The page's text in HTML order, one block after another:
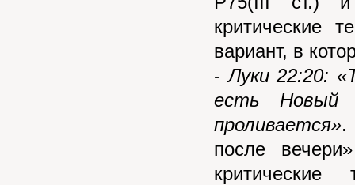
критические
вариант, в
-Луки 22:20:
есть Новый
проливается».
после